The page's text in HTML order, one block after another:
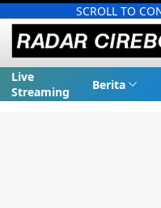
SCROLL TO
Live
Streaming
Berita